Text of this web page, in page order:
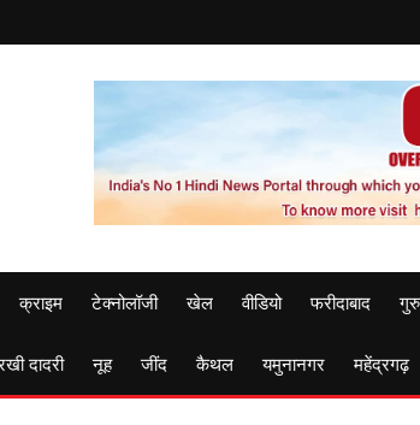
क्राइम टेक्नोलॉजी खेल वीडियो फरीदाबाद
दादरी नूह जींद कैथल यमुनानगर महेंद्रगढ़